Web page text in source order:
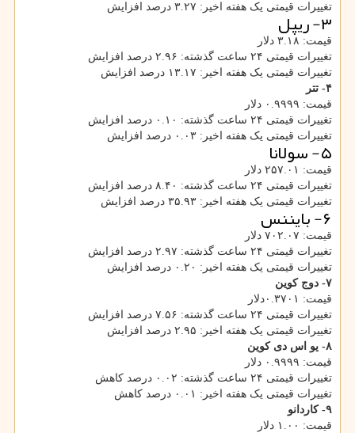
تغییرات قیمتی یک هفته اخیر: ۳.۲۷ درصد افزایش
۳- ریپل
قیمت: ۳.۱۸ دلار
تغییرات قیمتی ۲۴ ساعت گذشته: ۲.۹۶ درصد افزایش
تغییرات قیمتی یک هفته اخیر: ۱۳.۱۷ درصد افزایش
۴- تتر
قیمت: ۰.۹۹۹۹ دلار
تغییرات قیمتی ۲۴ ساعت گذشته: ۰.۱۰ درصد افزایش
تغییرات قیمتی یک هفته اخیر: ۰.۰۳ درصد افزایش
۵- سولانا
قیمت: ۲۵۷.۰۱ دلار
تغییرات قیمتی ۲۴ ساعت گذشته: ۸.۴۰ درصد افزایش
تغییرات قیمتی یک هفته اخیر: ۳۵.۹۳ درصد افزایش
۶- بایننس
قیمت: ۷۰۲.۰۷ دلار
تغییرات قیمتی ۲۴ ساعت گذشته: ۲.۹۷ درصد افزایش
تغییرات قیمتی یک هفته اخیر: ۰.۲۰ درصد افزایش
۷- دوج کوین
قیمت: ۰.۳۷۰۱دلار
تغییرات قیمتی ۲۴ ساعت گذشته: ۷.۵۶ درصد افزایش
تغییرات قیمتی یک هفته اخیر: ۲.۹۵ درصد افزایش
۸- یو اس دی کوین
قیمت: ۰.۹۹۹۹ دلار
تغییرات قیمتی ۲۴ ساعت گذشته: ۰.۰۲ درصد کاهش
تغییرات قیمتی یک هفته اخیر: ۰.۰۱ درصد کاهش
۹- کاردانو
قیمت: ۱.۰۰ دلار